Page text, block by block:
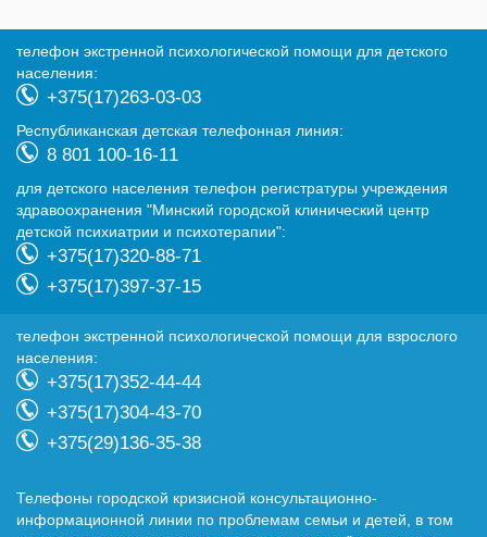
телефон экстренной психологической помощи для детского
населения:
+375(17)263-03-03
Республиканская детская телефонная линия:
8 801 100-16-11
для детского населения телефон регистратуры учреждения
здравоохранения "Минский городской клинический центр
детской психиатрии и психотерапии":
+375(17)320-88-71
+375(17)397-37-15
телефон экстренной психологической помощи для взрослого
населения:
+375(17)352-44-44
+375(17)304-43-70
+375(29)136-35-38
Телефоны городской кризисной консультационно-
информационной линии по проблемам семьи и детей, в том